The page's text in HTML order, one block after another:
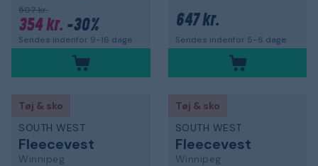
507 kr.
354 kr. -30%
Sendes indenfor 9-16 dage
647 kr.
Sendes indenfor 5-6 dage
Tøj & sko
SOUTH WEST
Fleecevest
Winnipeg
Tøj & sko
SOUTH WEST
Fleecevest
Winnipeg